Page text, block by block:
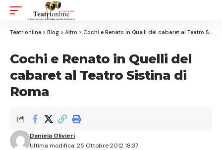
Resizer
Teatrionline > Blog > Altro > Cochi e Renato in Quelli del cabaret al Teatro Sistina di Roma
Cochi e Renato in Quelli del
cabaret al Teatro Sistina di
Roma
Ultima modifica: 25 Ottobre 2012 18:37
Daniela Olivieri